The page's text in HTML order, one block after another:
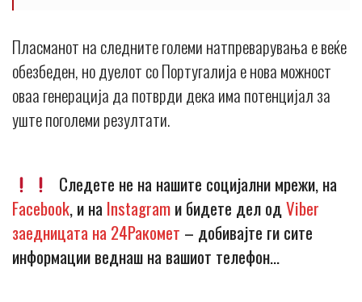
Пласманот на следните големи натпреварувања е веќе
обезбеден, но дуелот со Португалија е нова можност
оваа генерација да потврди дека има потенцијал за
уште поголеми резултати.
Следете не на нашите социјални мрежи, на
Facebook, и на Instagramи бидете дел одViber
заедницата на 24Ракомет – добивајте ги сите
информации веднаш на вашиот телефон…